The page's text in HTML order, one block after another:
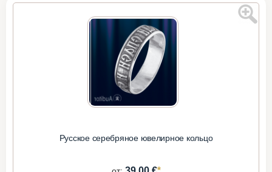
Русское серебряное ювелирное кольцо
*